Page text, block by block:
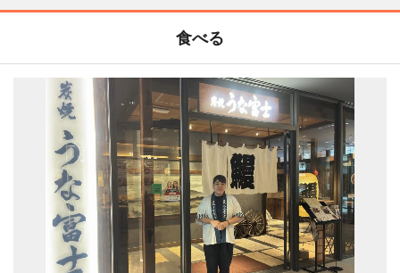
食べる